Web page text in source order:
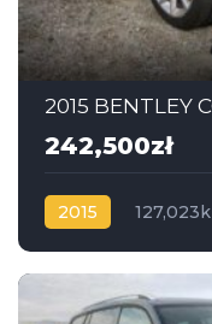
2015 BENTLEY
242,500zł
2015